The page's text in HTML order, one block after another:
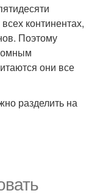
континентах,
Поэтому
они все
разделить на